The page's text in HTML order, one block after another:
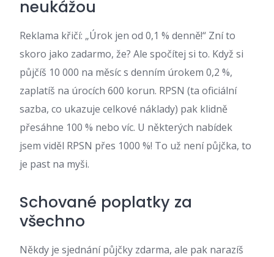
neukážou
Reklama křičí: „Úrok jen od 0,1 % denně!“ Zní to
skoro jako zadarmo, že? Ale spočítej si to. Když si
půjčíš 10 000 na měsíc s denním úrokem 0,2 %,
zaplatíš na úrocích 600 korun. RPSN (ta oficiální
sazba, co ukazuje celkové náklady) pak klidně
přesáhne 100 % nebo víc. U některých nabídek
jsem viděl RPSN přes 1000 %! To už není půjčka, to
je past na myši.
Schované poplatky za
všechno
Někdy je sjednání půjčky zdarma, ale pak narazíš